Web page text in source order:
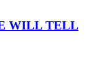
WILL TELL